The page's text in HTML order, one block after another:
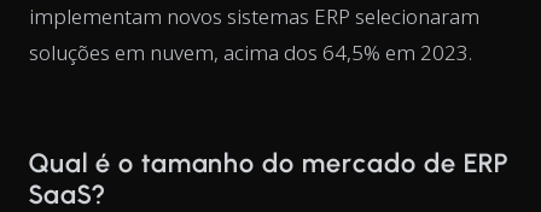
implementam novos sistemas ERP selecionaram
soluções em nuvem, acima dos 64,5% em 2023.
Qual é o tamanho do mercado de ERP
SaaS?